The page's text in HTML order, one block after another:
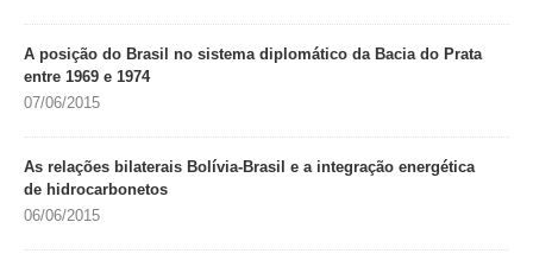
A posição do Brasil no sistema diplomático da Bacia do Prata
entre 1969 e 1974
07/06/2015
As relações bilaterais Bolívia-Brasil e a integração energética
de hidrocarbonetos
06/06/2015